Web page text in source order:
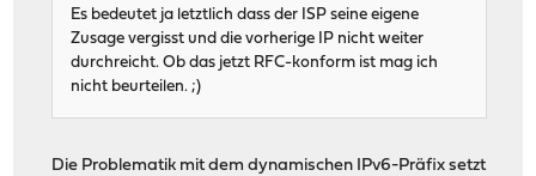
Es bedeutet ja letztlich dass der ISP seine eigene
Zusage vergisst und die vorherige IP nicht weiter
durchreicht. Ob das jetzt RFC-konform ist mag ich
nicht beurteilen. ;)
Die Problematik mit dem dynamischen IPv6-Präfix setzt